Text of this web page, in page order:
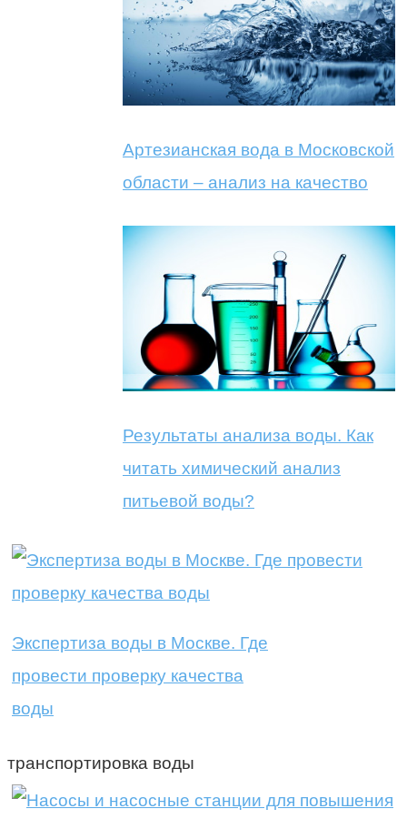
Артезианская вода в Московской
области – анализ на качество
Результаты анализа воды. Как
читать химический анализ
питьевой воды?
Экспертиза воды в Москве. Где
провести проверку качества
воды
транспортировка воды